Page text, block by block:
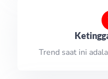
Trend saat ini